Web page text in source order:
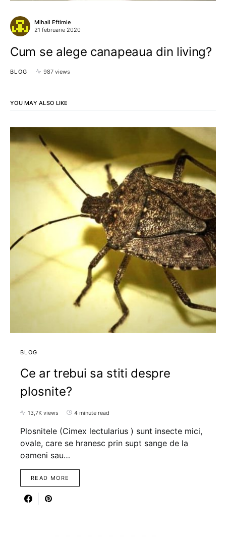
Mihail Eftimie
21 februarie 2020
Cum se alege canapeaua din living?
BLOG 987 views
YOU MAY ALSO LIKE
BLOG
Ce ar trebui sa stiti despre
plosnite?
13,7K views 4 minute read
Plosnitele (Cimex lectularius ) sunt insecte mici,
ovale, care se hranesc prin supt sange de la
oameni sau…
READ MORE